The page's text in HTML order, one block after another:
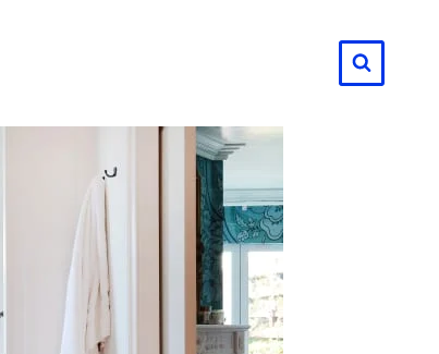
المحتوى